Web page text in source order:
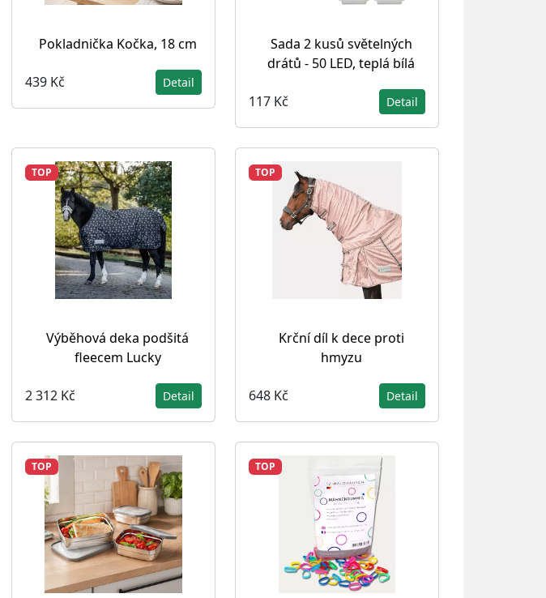
Pokladnička Kočka, 18 cm
439 Kč Detail
Sada 2 kusů světelných
drátů - 50 LED, teplá bílá
117 Kč Detail
TOP
Výběhová deka podšitá
fleecem Lucky
2 312 Kč Detail
TOP
Krční díl k dece proti
hmyzu
648 Kč Detail
TOP TOP